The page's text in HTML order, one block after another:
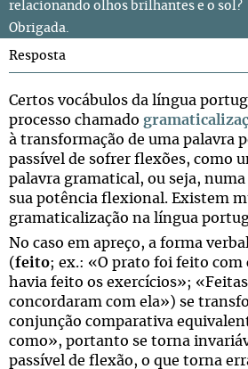
relacionando olhos brilhantes e o sol?
Obrigada.
Resposta
Certos vocábulos da língua
processo chamado
à transformação de uma palavra
passível de sofrer flexões, como
palavra gramatical, ou seja, numa
sua potência flexional. Existem
gramaticalização na língua
No caso em apreço, a forma
(feito; ex.: «O prato foi feito com
havia feito os exercícios»;
concordaram com ela») se
conjunção comparativa
como», portanto se torna
passível de flexão, o que torna